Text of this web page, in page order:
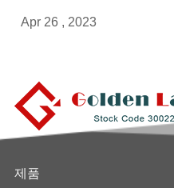
Apr 26 , 2023
제품